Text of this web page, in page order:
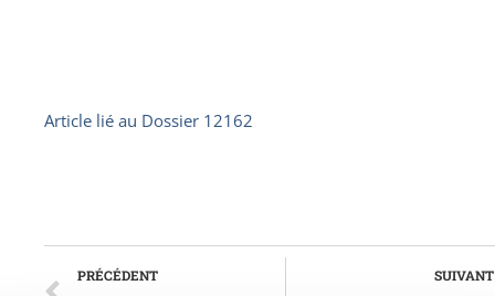
Article lié au Dossier 12162
PRÉCÉDENT SUIVANT